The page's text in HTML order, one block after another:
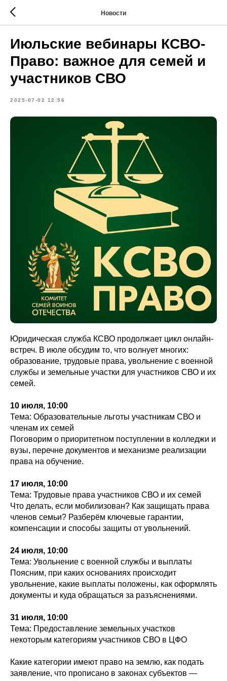
Новости
Июльские вебинары КСВО-
Право: важное для семей и
участников СВО
2025-07-02 12:56
Юридическая служба КСВО продолжает цикл онлайн-
встреч. В июле обсудим то, что волнует многих:
образование, трудовые права, увольнение с военной
службы и земельные участки для участников СВО и их
семей.
10 июля, 10:00
Тема: Образовательные льготы участникам СВО и
членам их семей
Поговорим о приоритетном поступлении в колледжи и
вузы, перечне документов и механизме реализации
права на обучение.
17 июля, 10:00
Тема: Трудовые права участников СВО и их семей
Что делать, если мобилизован? Как защищать права
членов семьи? Разберём ключевые гарантии,
компенсации и способы защиты от увольнений.
24 июля, 10:00
Тема: Увольнение с военной службы и выплаты
Поясним, при каких основаниях происходит
увольнение, какие выплаты положены, как оформлять
документы и куда обращаться за разъяснениями.
31 июля, 10:00
Тема: Предоставление земельных участков
некоторым категориям участников СВО в ЦФО
Какие категории имеют право на землю, как подать
заявление, что прописано в законах субъектов —